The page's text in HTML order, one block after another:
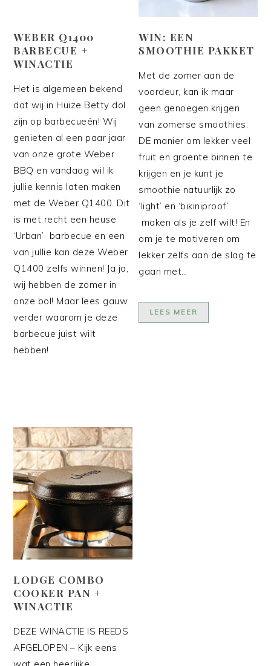
WEBER Q1400
BARBECUE +
WINACTIE
Het is algemeen bekend
dat wij in Huize Betty dol
zijn op barbecueën! Wij
genieten al een paar jaar
van onze grote Weber
BBQ en vandaag wil ik
jullie kennis laten maken
met de Weber Q1400. Dit
is met recht een heuse
‘Urban’ barbecue en een
van jullie kan deze Weber
Q1400 zelfs winnen! Ja ja,
wij hebben de zomer in
onze bol! Maar lees gauw
verder waarom je deze
barbecue juist wilt
hebben!
WIN: EEN
SMOOTHIE PAKKET
Met de zomer aan de
voordeur, kan ik maar
geen genoegen krijgen
van zomerse smoothies.
DE manier om lekker veel
fruit en groente binnen te
krijgen en je kunt je
smoothie natuurlijk zo
‘light’ en ‘bikiniproof’
maken als je zelf wilt! En
om je te motiveren om
lekker zelfs aan de slag te
gaan met…
LEES MEER
LODGE COMBO
COOKER PAN +
WINACTIE
DEZE WINACTIE IS REEDS
AFGELOPEN – Kijk eens